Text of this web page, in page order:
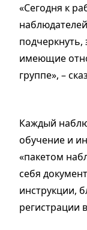
«Сегодня к
имеющие
группе», –
Каждый
обучение и
«пакетом
себя
инструкции,
регистрации